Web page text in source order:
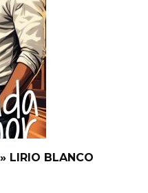
LIRIO BLANCO